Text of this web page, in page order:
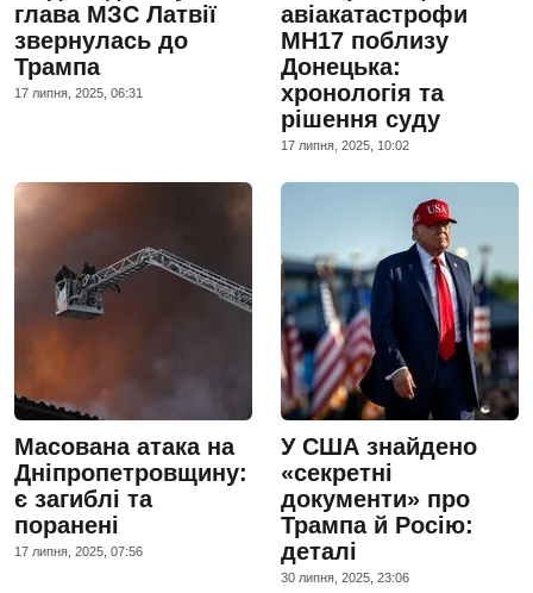
глава МЗС Латвії
звернулась до
Трампа
17 липня, 2025, 06:31
авіакатастрофи
MH17 поблизу
Донецька:
хронологія та
рішення суду
17 липня, 2025, 10:02
Масована атака на
Дніпропетровщину:
є загиблі та
поранені
17 липня, 2025, 07:56
У США знайдено
«секретні
документи» про
Трампа й Росію:
деталі
30 липня, 2025, 23:06